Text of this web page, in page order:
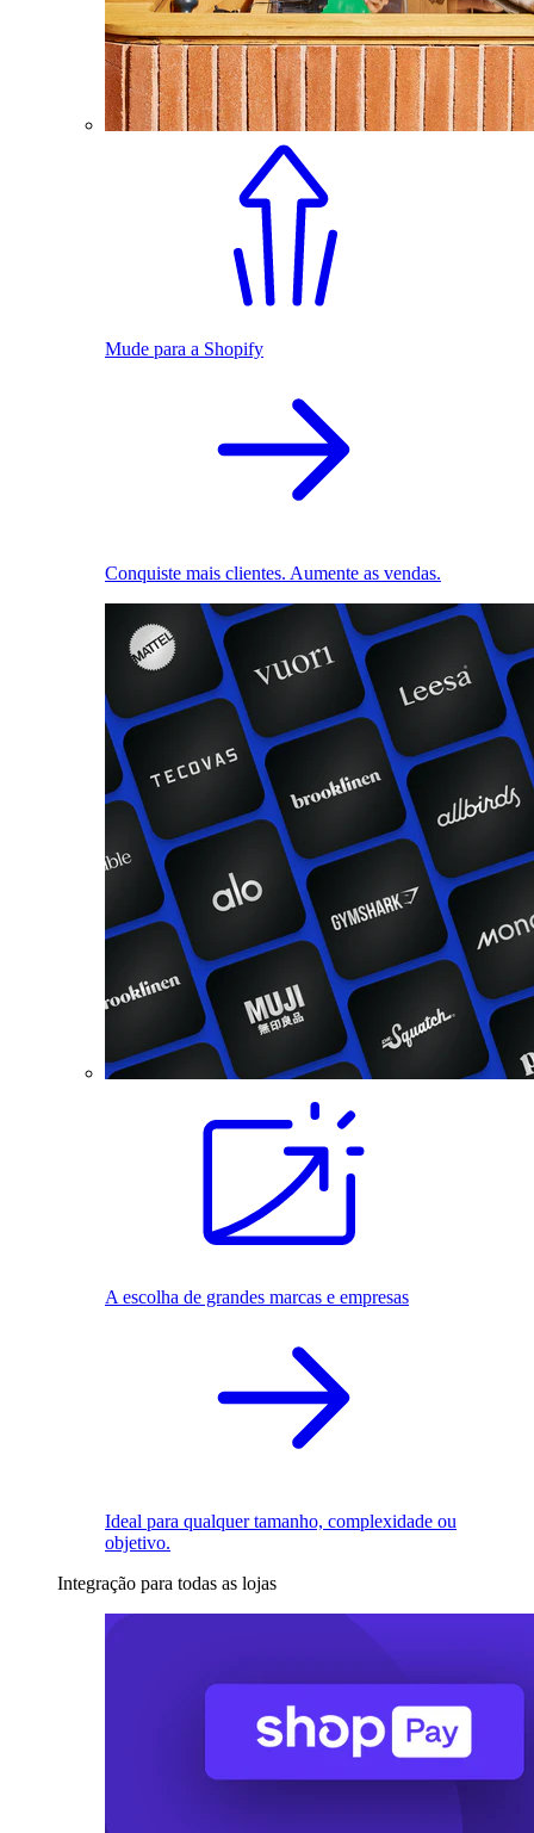
Mude para a Shopify
Conquiste mais clientes. Aumente as vendas.
A escolha de grandes marcas e empresas
Ideal para qualquer tamanho, complexidade ou
objetivo.
Integração para todas as lojas